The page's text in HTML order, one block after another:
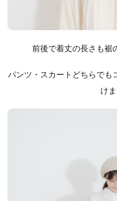
前後で着丈の長さも裾
パンツ・スカートどちらでも
け